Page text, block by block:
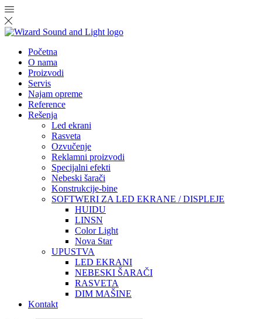
Početna
O nama
Proizvodi
Servis
Najam opreme
Reference
Rešenja
Led ekrani
Rasveta
Ozvučenje
Reklamni proizvodi
Specijalni efekti
Nebeski šarači
Konstrukcije-bine
SOFTWERI ZA LED EKRANE / DISPLEJE
HUIDU
LINSN
Color Light
Nova Star
UPUSTVA
LED EKRANI
NEBESKI ŠARAČI
RASVETA
DIM MAŠINE
Kontakt